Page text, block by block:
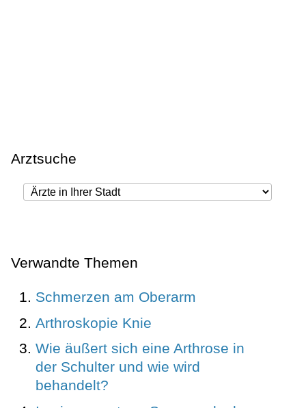
Arztsuche
Verwandte Themen
Schmerzen am Oberarm
Arthroskopie Knie
Wie äußert sich eine Arthrose in
der Schulter und wie wird
behandelt?